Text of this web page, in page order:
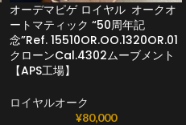
オーデマピゲ ロイヤル オークオ
ートマティック “50周年記
念”Ref. 15510OR.OO.1320OR.01
クローンCal.4302ムーブメント
【APS工場】
ロイヤルオーク
¥80,000